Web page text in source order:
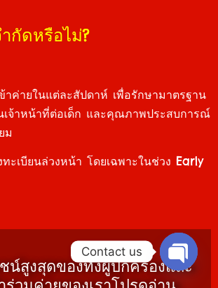
กัดหรือไม่?
าค่ายในแต่ละสัปดาห์ เพื่อรักษามาตรฐาน
เจ้าหน้าที่ต่อเด็ก และคุณภาพประสบการณ์
ม
ะเบียนล่วงหน้า โดยเฉพาะในช่วง Early
น์สูงสุดของทั้งผู้ปกครองและ
Contact us